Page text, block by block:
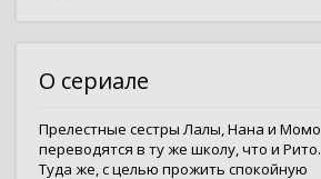
О сериале
Прелестные сестры Лалы, Нана и Момо
переводятся в ту же школу, что и Рито.
Туда же, с целью прожить спокойную